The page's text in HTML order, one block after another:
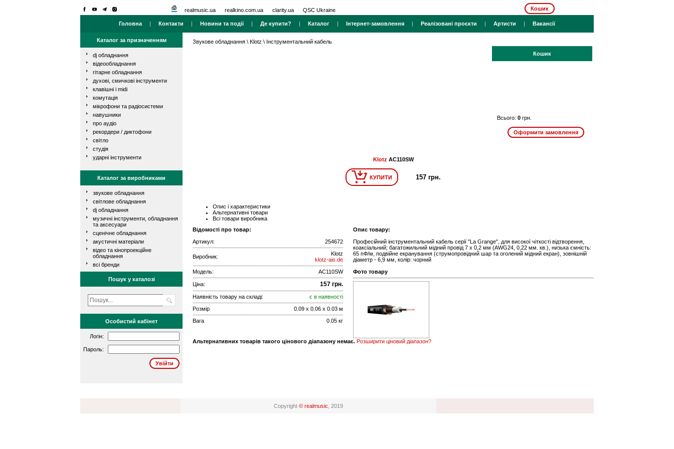
realmusic.ua realkino.com.ua clarity.ua QSC Ukraine Кошик
Головна | Контакти | Новини та події| Де купити? | Каталог | Інтернет-замовлення | Реалізовані проєкти | Артисти | Вакансії
Каталог за призначенням
dj обладнання
відеообладнання
гітарне обладнання
духові, смичкові інструменти
клавішні і midi
комутація
мікрофони та радіосистеми
навушники
про аудіо
рекордери / диктофони
світло
студія
ударні інструменти
Каталог за виробниками
звукове обладнання
світлове обладнання
dj обладнання
музичні інструменти, обладнання
та аксесуари
сценічне обладнання
акустичні матеріали
відео та кінопроекційне
обладнання
всі бренди
Пошук у каталозі
Особистий кабінет
Логін:
Пароль:
Звукове обладнання \ Klotz \ Інструментальний кабель
Кошик
Всього: 0 грн.
Klotz AC110SW
КУПИТИ 157 грн.
Опис і характеристики
Альтернативні товари
Всі товари виробника
Відомості про товар:
Артикул:
254672
Виробник:
Klotz
klotz-ais.de
Модель:
AC110SW
Ціна: 157 грн.
Наявність товару на складі:
є в наявності
Розмір
0.09 x 0.06 x 0.03 м
Вага
0.05 кг
Опис товару:
Професійний інструментальний кабель серії "La Grange", для високої чіткості відтворення,
коаксіальний; багатожильний мідний провід 7 x 0,2 мм (AWG24, 0,22 мм. кв.), низька ємність:
65 пФ/м, подвійне екранування (струмопровідний шар та оголений мідний екран), зовнішній
діаметр - 6,9 мм, колір: чорний
Фото товару
Альтернативних товарів такого цінового діапазону немає. Розширити ціновий діапазон?
Copyright © realmusic , 2019